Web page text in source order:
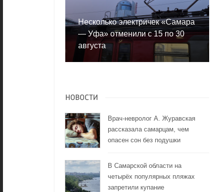
Несколько электричек «Самара
— Уфа» отменили с 15 по 30
августа
НОВОСТИ
Врач-невролог А. Журавская
рассказала самарцам, чем
опасен сон без подушки
В Самарской области на
четырёх популярных пляжах
запретили купание